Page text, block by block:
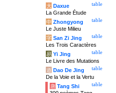
table
大 Daxue
La Grande Étude
table
中 Zhongyong
Le Juste Milieu
table
字 San Zi Jing
Les Trois Caractères
table
易 Yi Jing
Le Livre des Mutations
table
道 Dao De Jing
De la Voie et la Vertu
table
唐 Tang Shi